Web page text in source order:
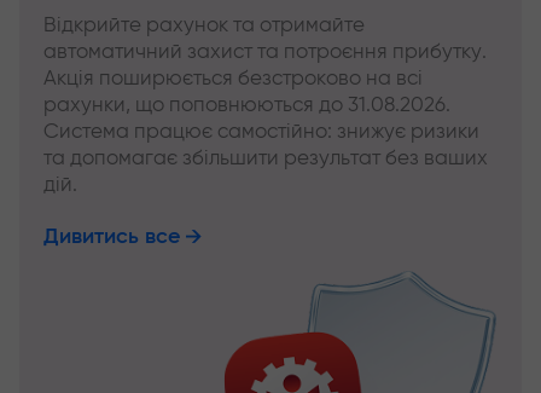
Відкрийте рахунок та отримайте
автоматичний захист та потроєння прибутку.
Акція поширюється безстроково на всі
рахунки, що поповнюються до 31.08.2026.
Система працює самостійно: знижує ризики
та допомагає збільшити результат без ваших
дій.
Дивитись все